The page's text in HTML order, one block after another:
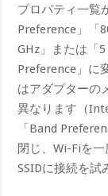
プロパティ一覧
Preference」「
GHz」または「
Preference」に
はアダプターの
異なります（
「Band
閉じ、Wi-Fiを
SSIDに接続を試